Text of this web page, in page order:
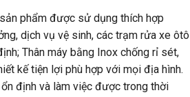
phẩm được sử dụng thích hợp
dịch vụ vệ sinh, các trạm rửa xe ôtô
Thân máy bằng Inox chống rỉ sét,
kế tiện lợi phù hợp với mọi địa hình.
định và làm việc được trong thời